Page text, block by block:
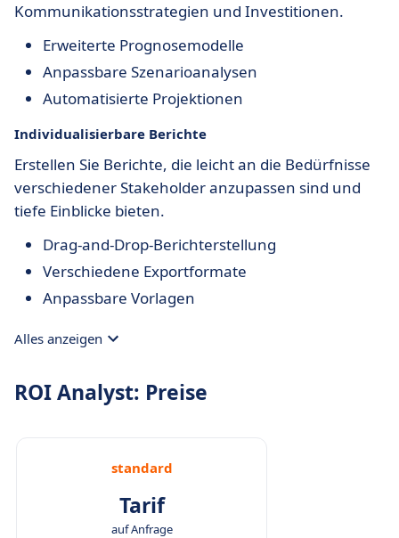
Kommunikationsstrategien und Investitionen.
Erweiterte Prognosemodelle
Anpassbare Szenarioanalysen
Automatisierte Projektionen
Individualisierbare Berichte
Erstellen Sie Berichte, die leicht an die Bedürfnisse
verschiedener Stakeholder anzupassen sind und
tiefe Einblicke bieten.
Drag-and-Drop-Berichterstellung
Verschiedene Exportformate
Anpassbare Vorlagen
Alles anzeigen
ROI Analyst: Preise
standard
Tarif
auf Anfrage